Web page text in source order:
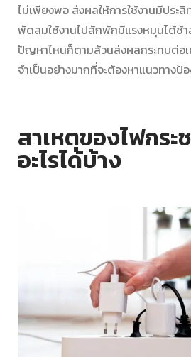
ไม่เพียงพอ ส่งผลให้การใช้งานมีประ
พัดลมใช้งานไปสักพักมีแรงหมุนได้ช้า
ปัญหาไหนก็ตามล้วนส่งผลกระทบต่อ
จำเป็นอย่างมากที่จะต้องหาแนวทางป้
สาเหตุของไฟกระ
อะไรได้บ้าง